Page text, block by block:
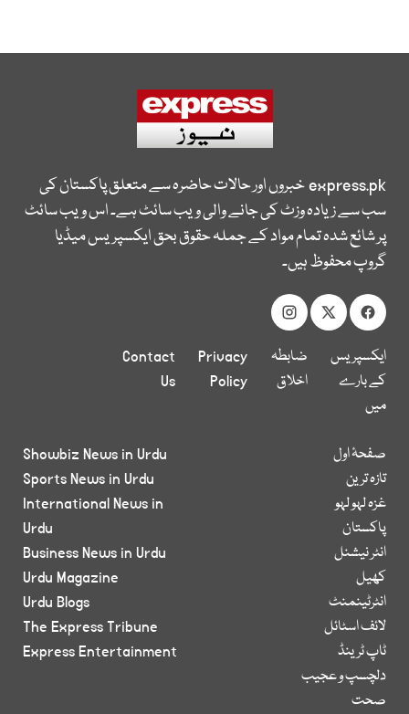
express.pkخبروں اور حالات حاضرہ سے متعلق پاکستان کی
سب سے زیادہ وزٹ کی جانے والی ویب سائٹ ہے۔ اس ویب سائٹ
پر شائع شدہ تمام مواد کے جملہ حقوق بحق ایکسپریس میڈیا
گروپ محفوظ ہیں۔
ایکسپریس
کے بارے
میں
ضابطہ
اخلاق
Privacy
Policy
Contact
Us
صفحۂ اول
تازہ ترین
غزہ لہو لہو
پاکستان
انٹر نیشنل
کھیل
انٹرٹینمنٹ
لائف اسٹائل
ٹاپ ٹرینڈ
دلچسپ و عجیب
صحت
Showbiz News in Urdu
Sports News in Urdu
International News in
Urdu
Business News in Urdu
Urdu Magazine
Urdu Blogs
The Express Tribune
Express Entertainment